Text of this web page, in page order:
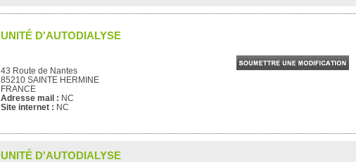
UNITÉ D'AUTODIALYSE
43 Route de Nantes
85210 SAINTE HERMINE
FRANCE
Adresse mail : NC
Site internet : NC
UNITÉ D'AUTODIALYSE